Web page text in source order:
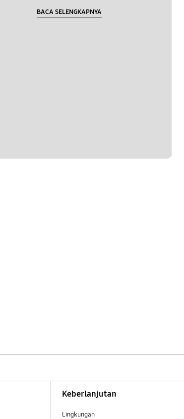
BACA SELENGKAPNYA
Keberlanjutan
Lingkungan